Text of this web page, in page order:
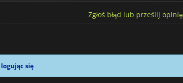
Zgłoś błąd lub prześlij opinię
logując się